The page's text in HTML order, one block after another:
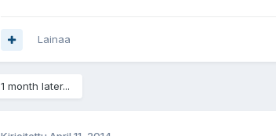
Lainaa
1 month later...